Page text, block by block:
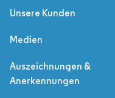
Unsere Kunden
Medien
Auszeichnungen &
Anerkennungen